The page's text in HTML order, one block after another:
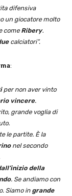
difensiva
un giocatore molto
comeRibery.
calciatori”.
:
per non aver vinto
vincere.
grande voglia di
le partite. È la
nel secondo
della
. Se andiamo con
Siamo in grande